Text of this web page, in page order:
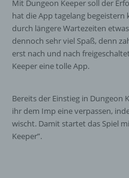
Mit Dungeon Keeper soll der
hat die App tagelang begeistern
durch längere Wartezeiten
dennoch sehr viel Spaß, denn
erst nach und nach
Keeper eine tolle App.
Bereits der Einstieg in Dungeon
ihr dem Imp eine verpassen,
wischt. Damit startet das Spiel
Keeper”.